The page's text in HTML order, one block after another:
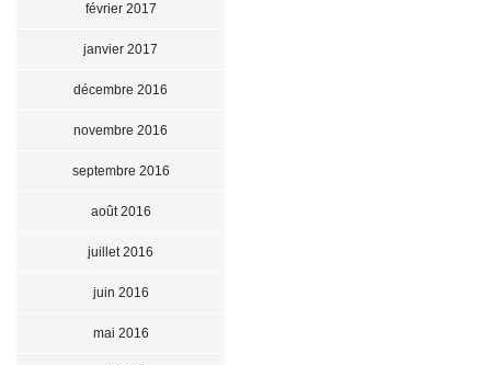
février 2017
janvier 2017
décembre 2016
novembre 2016
septembre 2016
août 2016
juillet 2016
juin 2016
mai 2016